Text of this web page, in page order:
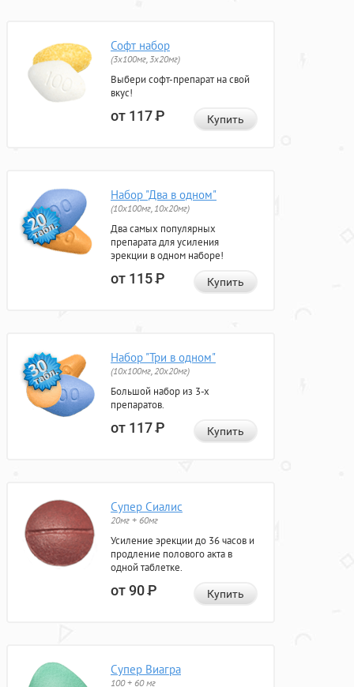
Софт набор
(3x100мг, 3x20мг)
Выбери софт-препарат на свой
вкус!
от 117Р Купить
Набор "Два в одном"
(10x100мг, 10x20мг)
Два самых популярных
препарата для усиления
эрекции в одном наборе!
от 115Р Купить
Набор "Три в одном"
(10x100мг, 20x20мг)
Большой набор из 3-х
препаратов.
от 117Р Купить
Супер Сиалис
20мг + 60мг
Усиление эрекции до 36 часов и
продление полового акта в
одной таблетке.
от 90Р Купить
Супер Виагра
100 + 60 мг